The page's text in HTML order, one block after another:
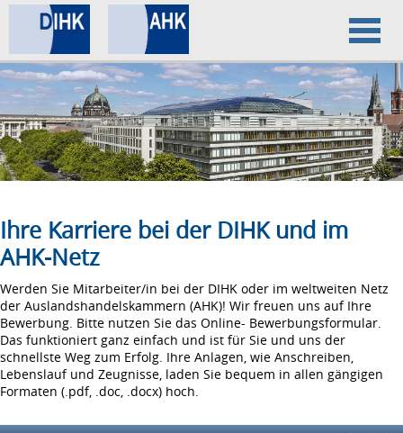
Home
Datenschutz
Impressum
Ihre Karriere bei der DIHK und im
AHK-Netz
Werden Sie Mitarbeiter/in bei der DIHK oder im weltweiten Netz
der Auslandshandelskammern (AHK)! Wir freuen uns auf Ihre
Bewerbung. Bitte nutzen Sie das Online- Bewerbungsformular.
Das funktioniert ganz einfach und ist für Sie und uns der
schnellste Weg zum Erfolg. Ihre Anlagen, wie Anschreiben,
Lebenslauf und Zeugnisse, laden Sie bequem in allen gängigen
Formaten (.pdf, .doc, .docx) hoch.